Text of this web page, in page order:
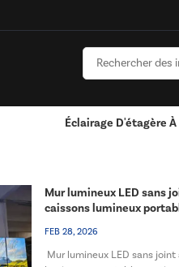
Éclairage D'étagère À
Mur lumineux LED sans
caissons lumineux
FEB 28, 2026
Mur lumineux LED sans